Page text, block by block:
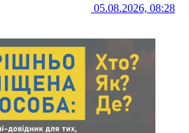
05.08.2026, 08:28